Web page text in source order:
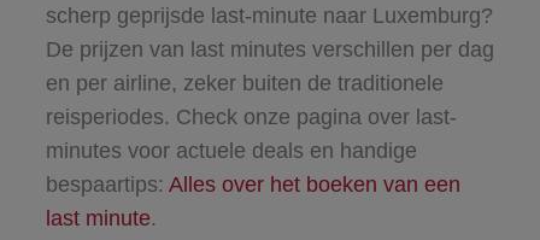
scherp geprijsde last-minute naar Luxemburg?
De prijzen van last minutes verschillen per dag
en per airline, zeker buiten de traditionele
reisperiodes. Check onze pagina over last-
minutes voor actuele deals en handige
bespaartips: Alles over het boeken van een
last minute.